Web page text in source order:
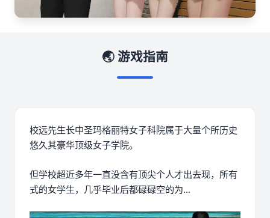
🌏 游戏指南
校远先生长中圣玛格丽特女子科院属于大量个所历史
悠久其豪华顶级女子学院。
但学校超近多年一直没含有顶尖个人才出去现，所有
式的女学生，几乎毕业后都碌碌空的为...